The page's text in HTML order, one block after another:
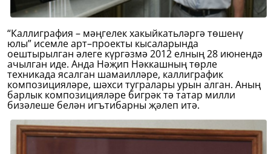
“Каллиграфия – мәңгелек хакыйкатьләргә төшенү
юлы” исемле арт–проекты кысаларында
оештырылган әлеге күргәзмә 2012 елның 28 июнендә
ачылган иде. Анда Нәҗип Нәккашның төрле
техникада ясалган шамаилләре, каллиграфик
композицияләре, шәхси тугралары урын алган. Аның
барлык композицияләре бигрәк тә татар милли
бизәлеше белән игътибарны җәлеп итә.